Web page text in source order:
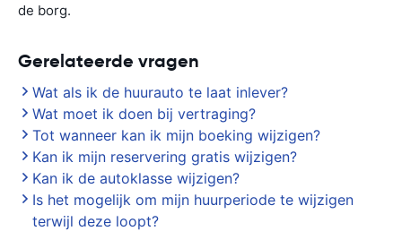
de borg.
Gerelateerde vragen
Wat als ik de huurauto te laat inlever?
Wat moet ik doen bij vertraging?
Tot wanneer kan ik mijn boeking wijzigen?
Kan ik mijn reservering gratis wijzigen?
Kan ik de autoklasse wijzigen?
Is het mogelijk om mijn huurperiode te wijzigen
terwijl deze loopt?